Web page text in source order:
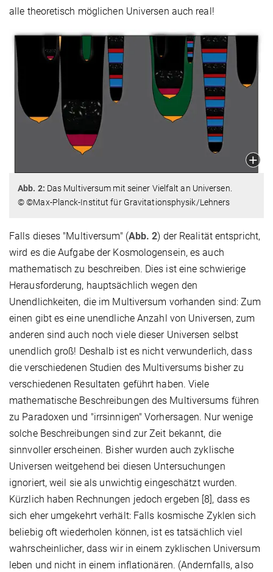
alle theoretisch möglichen Universen auch real!
Abb. 2: Das Multiversum mit seiner Vielfalt an Universen.
© ©Max-Planck-Institut für Gravitationsphysik/Lehners
Falls dieses "Multiversum" (Abb. 2) der Realität entspricht,
wird es die Aufgabe der Kosmologensein, es auch
mathematisch zu beschreiben. Dies ist eine schwierige
Herausforderung, hauptsächlich wegen den
Unendlichkeiten, die im Multiversum vorhanden sind: Zum
einen gibt es eine unendliche Anzahl von Universen, zum
anderen sind auch noch viele dieser Universen selbst
unendlich groß! Deshalb ist es nicht verwunderlich, dass
die verschiedenen Studien des Multiversums bisher zu
verschiedenen Resultaten geführt haben. Viele
mathematische Beschreibungen des Multiversums führen
zu Paradoxen und "irrsinnigen" Vorhersagen. Nur wenige
solche Beschreibungen sind zur Zeit bekannt, die
sinnvoller erscheinen. Bisher wurden auch zyklische
Universen weitgehend bei diesen Untersuchungen
ignoriert, weil sie als unwichtig eingeschätzt wurden.
Kürzlich haben Rechnungen jedoch ergeben [8], dass es
sich eher umgekehrt verhält: Falls kosmische Zyklen sich
beliebig oft wiederholen können, ist es tatsächlich viel
wahrscheinlicher, dass wir in einem zyklischen Universum
leben und nicht in einem inflationären. (Andernfalls, also